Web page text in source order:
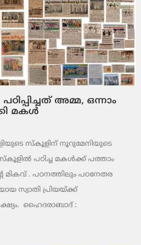
അമ്മ, ഒന്നാം
മകള്‍
സ്‌കൂളിന് നൂറുമേനിയുടെ
പഠിച്ച മകള്‍ക്ക് പത്താം
മികവ് . പഠനത്തിലും പഠനേതര
സ്വാതി പ്രിയയ്ക്ക്
ഹൈദരാബാദ് :